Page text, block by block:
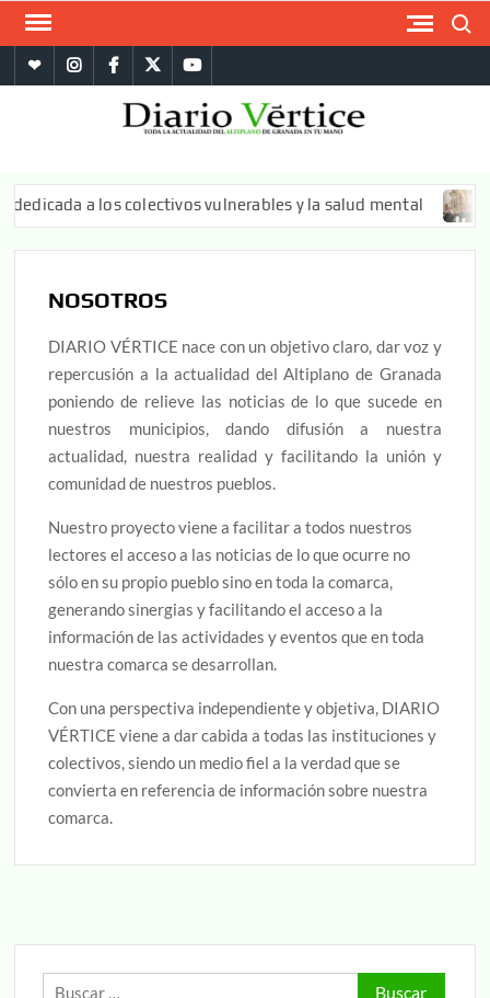
Saltar
contenidowhatsappinstagram
facebooktwitteryoutube
más
a los colectivos vulnerables y la salud mental
NOSOTROS
DIARIO VÉRTICE nace con un objetivo claro, dar voz y
repercusión a la actualidad del Altiplano de Granada
poniendo de relieve las noticias de lo que sucede en
nuestros municipios, dando difusión a nuestra
actualidad, nuestra realidad y facilitando la unión y
comunidad de nuestros pueblos.
Nuestro proyecto viene a facilitar a todos nuestros
lectores el acceso a las noticias de lo que ocurre no
sólo en su propio pueblo sino en toda la comarca,
generando sinergias y facilitando el acceso a la
información de las actividades y eventos que en toda
nuestra comarca se desarrollan.
Con una perspectiva independiente y objetiva, DIARIO
VÉRTICE viene a dar cabida a todas las instituciones y
colectivos, siendo un medio fiel a la verdad que se
convierta en referencia de información sobre nuestra
comarca.
Buscar: